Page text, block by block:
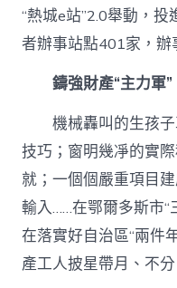
“熱城e站”2.0舉動，
者辦事站點401家，辦
鑄強財產“主力軍
機械轟叫的生孩子
技巧；窗明幾凈的實際
就；一個個嚴重項目
輸入……在鄂爾多斯市“
在落實好自治區“兩件
產工人披星帶月、不